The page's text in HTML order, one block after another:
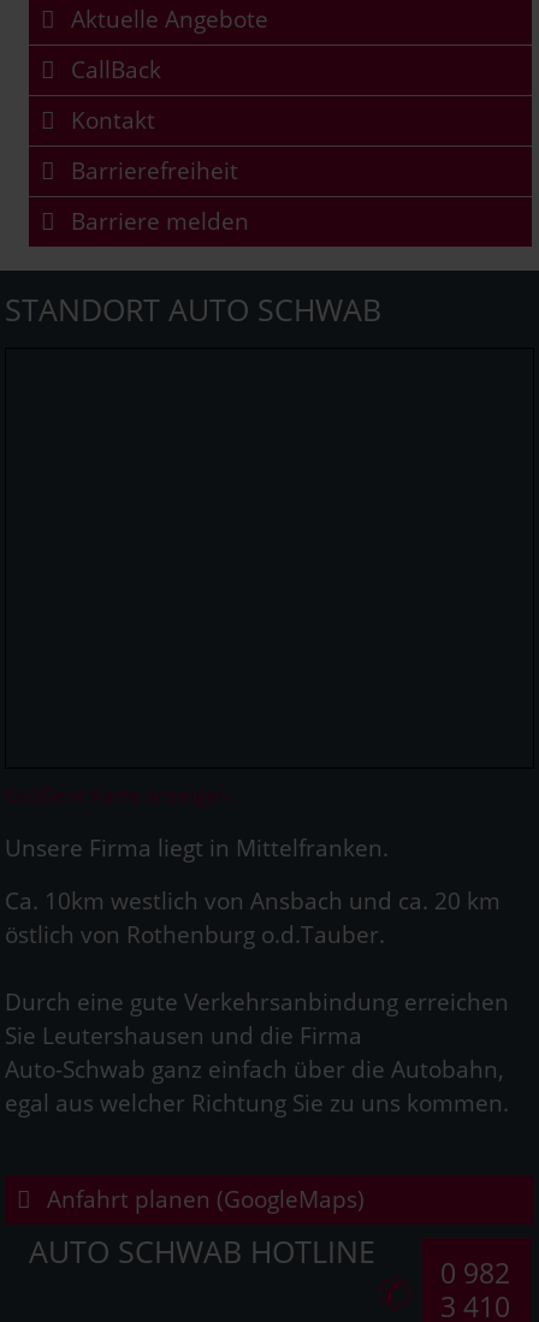
Aktuelle Angebote
CallBack
Kontakt
Barrierefreiheit
Barriere melden
STANDORT AUTO SCHWAB
Größere Karte anzeigen
Unsere Firma liegt in Mittelfranken.
Ca. 10km westlich von Ansbach und ca. 20 km
östlich von Rothenburg o.d.Tauber.
Durch eine gute Verkehrsanbindung erreichen
Sie Leutershausen und die Firma
Auto-Schwab ganz einfach über die Autobahn,
egal aus welcher Richtung Sie zu uns kommen.
Anfahrt planen (GoogleMaps)
AUTO SCHWAB HOTLINE
0 982
3 410